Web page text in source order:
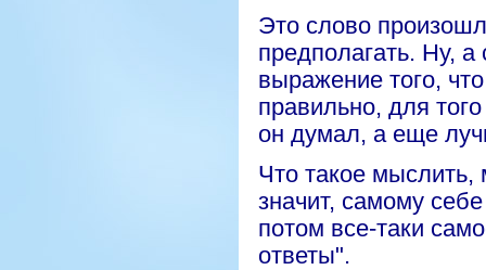
Это слово
предполагать. Ну,
выражение того,
правильно, для
он думал, а еще
Что такое
значит, самому
потом все-таки
ответы".